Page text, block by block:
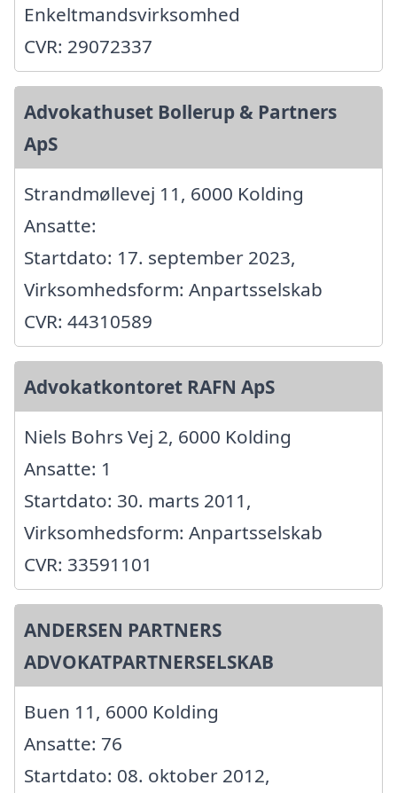
Enkeltmandsvirksomhed
CVR: 29072337
Advokathuset Bollerup & Partners
ApS
Strandmøllevej 11, 6000 Kolding
Ansatte:
Startdato: 17. september 2023,
Virksomhedsform: Anpartsselskab
CVR: 44310589
Advokatkontoret RAFN ApS
Niels Bohrs Vej 2, 6000 Kolding
Ansatte: 1
Startdato: 30. marts 2011,
Virksomhedsform: Anpartsselskab
CVR: 33591101
ANDERSEN PARTNERS
ADVOKATPARTNERSELSKAB
Buen 11, 6000 Kolding
Ansatte: 76
Startdato: 08. oktober 2012,